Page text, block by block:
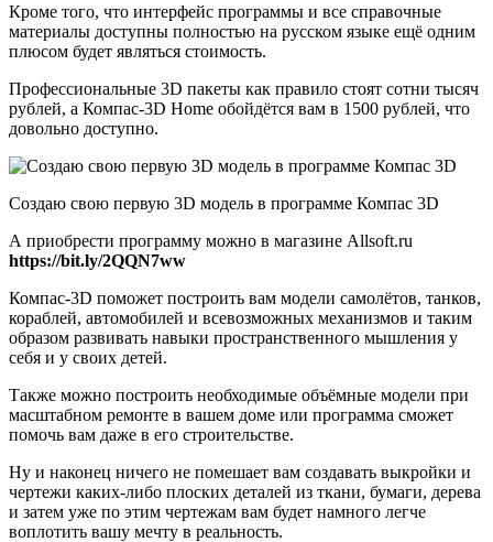
Кроме того, что интерфейс программы и все справочные
материалы доступны полностью на русском языке ещё одним
плюсом будет являться стоимость.
Профессиональные 3D пакеты как правило стоят сотни тысяч
рублей, а Компас-3D Home обойдётся вам в 1500 рублей, что
довольно доступно.
Создаю свою первую 3D модель в программе Компас 3D
А приобрести программу можно в магазине Allsoft.ru
https://bit.ly/2QQN7ww
Компас-3D поможет построить вам модели самолётов, танков,
кораблей, автомобилей и всевозможных механизмов и таким
образом развивать навыки пространственного мышления у
себя и у своих детей.
Также можно построить необходимые объёмные модели при
масштабном ремонте в вашем доме или программа сможет
помочь вам даже в его строительстве.
Ну и наконец ничего не помешает вам создавать выкройки и
чертежи каких-либо плоских деталей из ткани, бумаги, дерева
и затем уже по этим чертежам вам будет намного легче
воплотить вашу мечту в реальность.